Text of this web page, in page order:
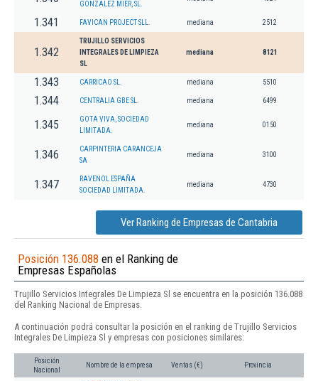
GONZALEZ MIER, SL.
1.341 FAVICAN PROJECT SLL. mediana 2512
1.342
TRUJILLO SERVICIOS
INTEGRALES DE LIMPIEZA
SL
mediana 8121
1.343 CARRICAO SL. mediana 5510
1.344 CENTRALIA GBE SL. mediana 6499
1.345
GOTA VIVA, SOCIEDAD
LIMITADA.
mediana 0150
1.346
CARPINTERIA CARANCEJA
SA
mediana 3100
1.347
RAVENOL ESPAÑA
SOCIEDAD LIMITADA.
mediana 4730
Ver Ranking de Empresas de Cantabria
Posición 136.088 en el Ranking de
Empresas Españolas
Trujillo Servicios Integrales De Limpieza Sl se encuentra en la posición 136.088
del Ranking Nacional de Empresas.
A continuación podrá consultar la posición en el ranking de Trujillo Servicios
Integrales De Limpieza Sl y empresas con posiciones similares:
Posición
Nacional
Nombre de la empresa Ventas (€) Provincia